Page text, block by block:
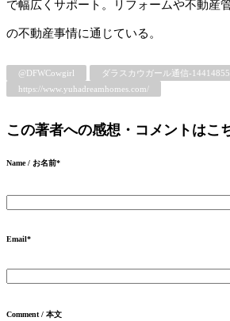
で幅広くサポート。リフォームや不動産
の不動産事情に通じている。
@DFWCowgirl
ダラスカウガール通信-
https://www.yuhadreamhomes.com/
この著者への感想・コメントはこ
Name / お名前*
Email*
Comment / 本文